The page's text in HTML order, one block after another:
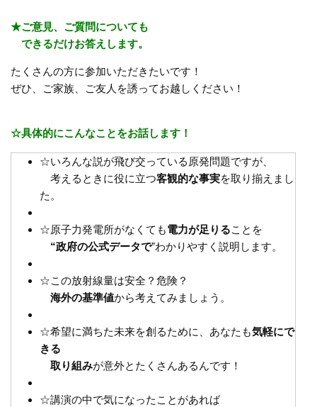
★ご意見、ご質問についても
できるだけお答えします。
たくさんの方に参加いただきたいです！
ぜひ、ご家族、ご友人を誘ってお越しください！
☆具体的にこんなことをお話します！
☆いろんな説が飛び交っている原発問題ですが、
考えるときに役に立つ客観的な事実を取り揃えまし
た。
☆原子力発電所がなくても電力が足りることを
“政府の公式データで”わかりやすく説明します。
☆この放射線量は安全？危険？
海外の基準値から考えてみましょう。
☆希望に満ちた未来を創るために、あなたも気軽にで
きる
取り組みが意外とたくさんあるんです！
☆講演の中で気になったことがあれば